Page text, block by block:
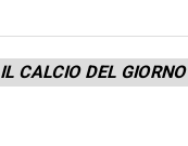
IL CALCIO DEL GIORNO